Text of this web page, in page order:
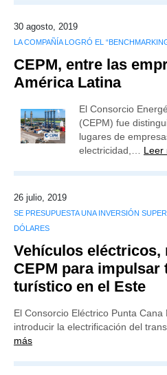
30 agosto, 2019
LA COMPAÑÍA LOGRÓ EL
CEPM, entre las
América Latina
El Consorcio
(CEPM) fue
lugares de
electricidad,… Leer
26 julio, 2019
SE PRESUPUESTA UNA INVERSIÓN
DÓLARES
Vehículos eléctricos,
CEPM para impulsar
turístico en el Este
El Consorcio Eléctrico Punta
introducir la electrificación del
más